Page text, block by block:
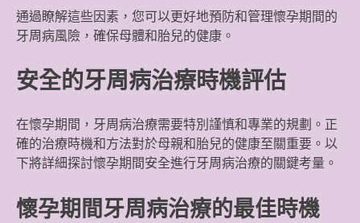
通過瞭解這些因素，您可以更好地預防和管理懷孕期間的
牙周病風險，確保母體和胎兒的健康。
安全的牙周病治療時機評估
在懷孕期間，牙周病治療需要特別謹慎和專業的規劃。正
確的治療時機和方法對於母親和胎兒的健康至關重要。以
下將詳細探討懷孕期間安全進行牙周病治療的關鍵考量。
懷孕期間牙周病治療的最佳時機